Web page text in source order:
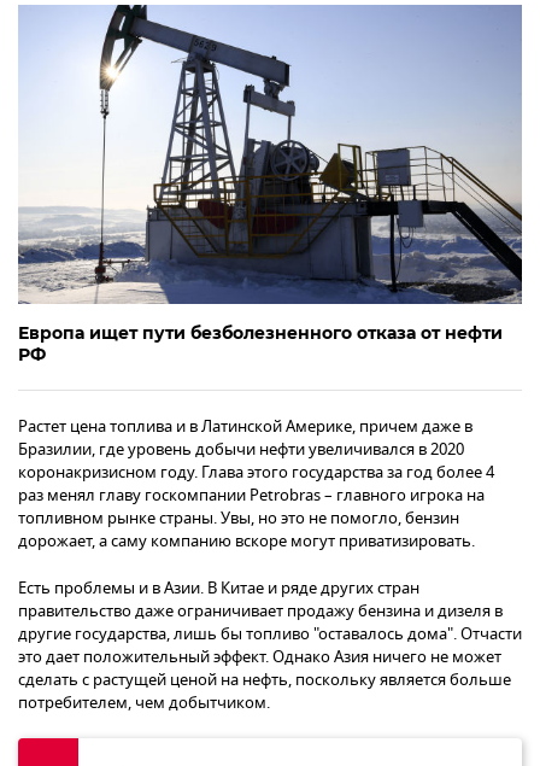
Европа ищет пути безболезненного отказа от нефти
РФ
Растет цена топлива и в Латинской Америке, причем даже в
Бразилии, где уровень добычи нефти увеличивался в 2020
коронакризисном году. Глава этого государства за год более 4
раз менял главу госкомпании Petrobras – главного игрока на
топливном рынке страны. Увы, но это не помогло, бензин
дорожает, а саму компанию вскоре могут приватизировать.
Есть проблемы и в Азии. В Китае и ряде других стран
правительство даже ограничивает продажу бензина и дизеля в
другие государства, лишь бы топливо "оставалось дома". Отчасти
это дает положительный эффект. Однако Азия ничего не может
сделать с растущей ценой на нефть, поскольку является больше
потребителем, чем добытчиком.